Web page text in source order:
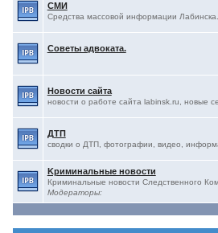
СМИ
Средства массовой информации
Советы адвоката.
Новости сайта
новости о работе сайта labinsk.ru, новые
ДТП
сводки о ДТП, фотографии, видео,
Kриминальные новости
Криминальные новости Следственного
Модераторы: